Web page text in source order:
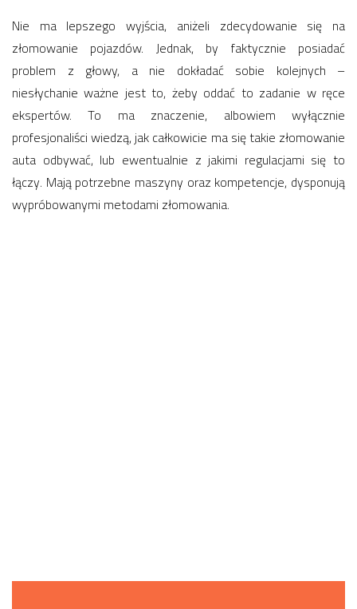
Nie ma lepszego wyjścia, aniżeli zdecydowanie się na
złomowanie pojazdów. Jednak, by faktycznie posiadać
problem z głowy, a nie dokładać sobie kolejnych –
niesłychanie ważne jest to, żeby oddać to zadanie w ręce
ekspertów. To ma znaczenie, albowiem wyłącznie
profesjonaliści wiedzą, jak całkowicie ma się takie złomowanie
auta odbywać, lub ewentualnie z jakimi regulacjami się to
łączy. Mają potrzebne maszyny oraz kompetencje, dysponują
wypróbowanymi metodami złomowania.